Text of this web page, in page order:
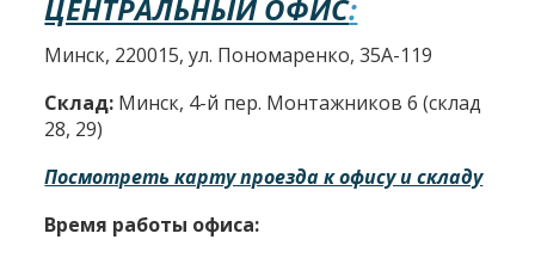
ЦЕНТРАЛЬНЫЙ ОФИС:
Минск, 220015, ул. Пономаренко, 35А-119
Склад: Минск, 4-й пер. Монтажников 6 (склад
28, 29)
Посмотреть карту проезда к офису и складу
Время работы офиса: